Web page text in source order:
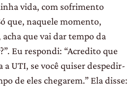
vida, com sofrimento
que, naquele momento,
que vai dar tempo da
Eu respondi: “Acredito que
a UTI, se você quiser despedir-
de eles chegarem.” Ela disse: